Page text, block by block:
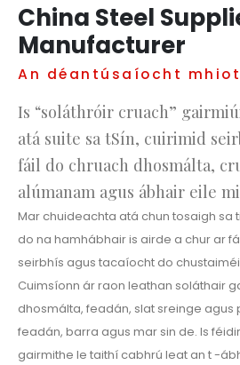
China Steel
Manufacturer
An déantúsaíocht
Is “soláthróir cruach”
atá suite sa tSín, cuirimid
fáil do chruach dhosmálta,
alúmanam agus ábhair eile
Mar chuideachta atá chun tosaigh sa
do na hamhábhair is airde a chur ar
seirbhís agus tacaíocht do
Cuimsíonn ár raon leathan soláthair
dhosmálta, feadán, slat sreinge agus
feadán, barra agus mar sin de. Is
gairmithe le taithí cabhrú leat an t -